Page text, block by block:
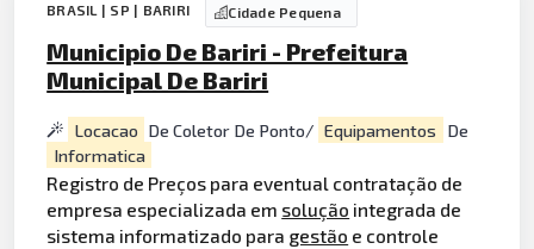
BRASIL | SP | BARIRI Cidade Pequena
Municipio De Bariri - Prefeitura
Municipal De Bariri
Locacao De Coletor De Ponto/ Equipamentos
De
Informatica
Registro de Preços para eventual contratação de
empresa especializada em solução integrada de
sistema informatizado para gestão e controle